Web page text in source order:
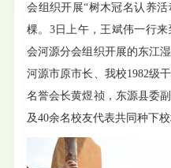
会组织开展“树木冠名认养
棵。3日上午，王斌伟一行
会河源分会组织开展的东江
河源市原市长、我校1982级
名誉会长黄煜祯，东源县委
及40余名校友代表共同种下校